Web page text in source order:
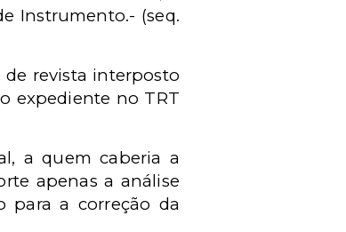
Instrumento.- (seq.
revista interposto
expediente no TRT
a quem caberia a
apenas a análise
para a correção da